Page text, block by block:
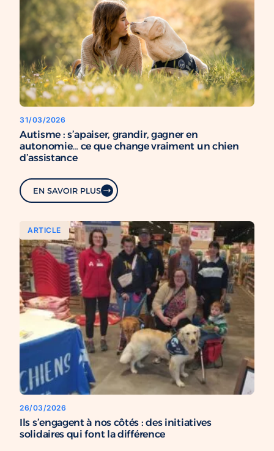
31/03/2026
Autisme : s’apaiser, grandir, gagner en
autonomie… ce que change vraiment un chien
d’assistance
EN SAVOIR PLUS
ARTICLE
26/03/2026
Ils s’engagent à nos côtés : des initiatives
solidaires qui font la différence